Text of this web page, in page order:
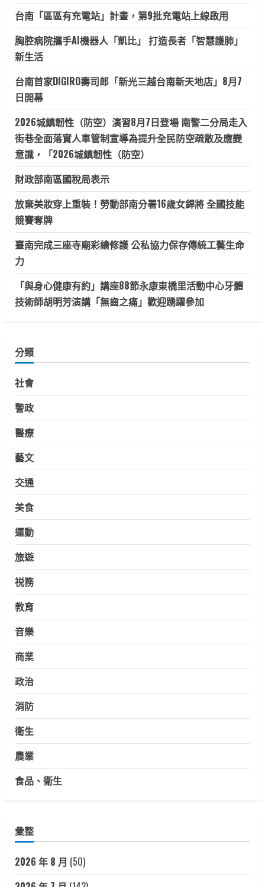
台南「區區有充電站」計畫，第9批充電站上線啟用
胸腔病院攜手AI機器人「凱比」 打造長者「智慧護肺」
新生活
台南首家DIGIRO壽司郎「新光三越台南新天地店」8月7
日開幕
2026城鎮韌性（防空）演習8月7日登場 南警二分局走入
街巷全面落實人車管制宣導為提升全民防空疏散及應變
意識，「2026城鎮韌性（防空）
財政部南區國稅局表示
放棄美妝穿上重裝！勞動部南分署16歲女銲將 全國技能
競賽奪牌
臺南完成三座寺廟彩繪修護 公私協力保存傳統工藝生命
力
「與身心健康有約」講座88節永康東橋里活動中心牙體
技術師胡明芳演講「無齒之痛」歡迎踴躍參加
分類
社會
警政
醫療
藝文
交通
美食
運動
旅遊
祱務
教育
音樂
商業
政治
消防
衛生
農業
食品、衛生
彙整
2026 年 8 月 (50)